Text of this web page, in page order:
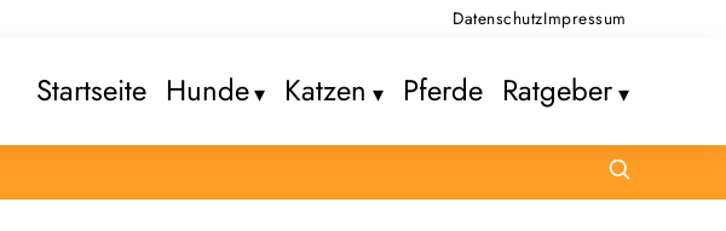
DatenschutzImpressum
Startseite Hunde Katzen Pferde Ratgeber